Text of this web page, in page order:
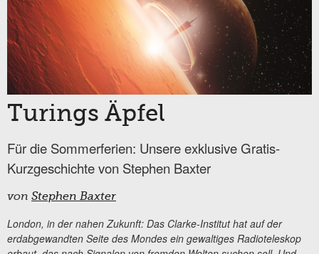
Turings Äpfel
Für die Sommerferien: Unsere exklusive Gratis-
Kurzgeschichte von Stephen Baxter
von Stephen Baxter
London, in der nahen Zukunft: Das Clarke-Institut hat auf der
erdabgewandten Seite des Mondes ein gewaltiges Radioteleskop